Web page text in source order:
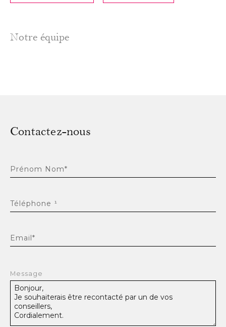
Notre équipe
Contactez-nous
Prénom Nom*
Téléphone ¹
Email*
Message